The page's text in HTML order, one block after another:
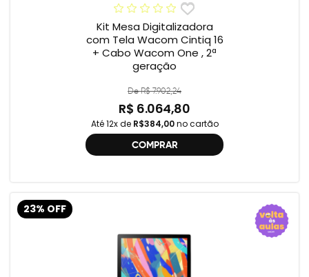
Kit Mesa Digitalizadora
com Tela Wacom Cintiq 16
+ Cabo Wacom One , 2ª
geração
De R$ 7.902,24
R$ 6.064,80
Até 12x de R$384,00no cartão
COMPRAR
23% OFF